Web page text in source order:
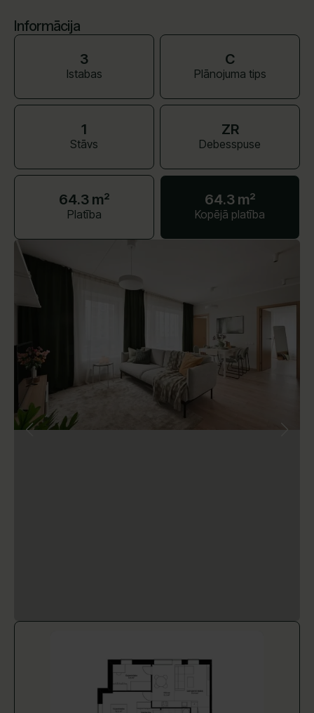
Informācija
3
Istabas
C
Plānojuma tips
1
Stāvs
ZR
Debesspuse
64.3 m²
Platība
64.3 m²
Kopējā platība